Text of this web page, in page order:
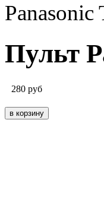
Panasonic
Пульт
280 руб